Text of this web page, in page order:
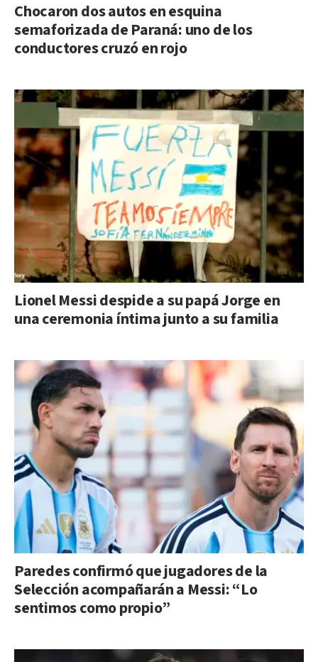
Chocaron dos autos en esquina
semaforizada de Paraná: uno de los
conductores cruzó en rojo
Lionel Messi despide a su papá Jorge en
una ceremonia íntima junto a su familia
Paredes confirmó que jugadores de la
Selección acompañarán a Messi: “Lo
sentimos como propio”